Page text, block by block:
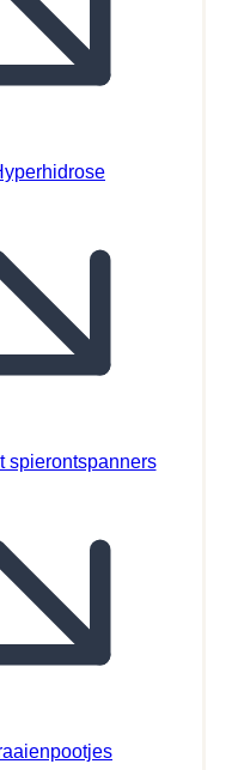
spierontspanners